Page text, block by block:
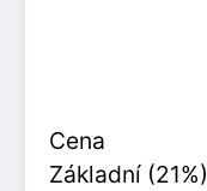
Cena
Základní (21%)